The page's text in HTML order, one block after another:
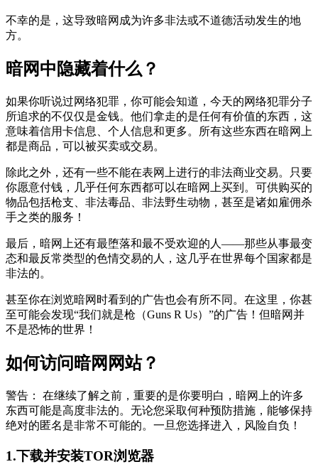
不幸的是，这导致暗网成为许多非法或不道德活动发生的地
方。
暗网中隐藏着什么？
如果你听说过网络犯罪，你可能会知道，今天的网络犯罪分子
所追求的不仅仅是金钱。他们拿走的是任何有价值的东西，这
意味着信用卡信息、个人信息和更多。所有这些东西在暗网上
都是商品，可以被买卖或交易。
除此之外，还有一些不能在表网上进行的非法商业交易。只要
你愿意付钱，几乎任何东西都可以在暗网上买到。可供购买的
物品包括枪支、非法毒品、非法野生动物，甚至是诸如雇佣杀
手之类的服务！
最后，暗网上还有最堕落和最不受欢迎的人——那些从事最变
态和最反常类型的色情交易的人，这几乎在世界每个国家都是
非法的。
甚至你在浏览暗网时看到的广告也会有所不同。在这里，你甚
至可能会发现“我们就是枪（Guns R Us）”的广告！但暗网并
不是恐怖的世界！
如何访问暗网网站？
警告： 在继续了解之前，重要的是你要明白，暗网上的许多
东西可能是高度非法的。无论您采取何种预防措施，能够保持
绝对的匿名是非常不可能的。一旦您选择进入，风险自负！
1.下载并安装TOR浏览器